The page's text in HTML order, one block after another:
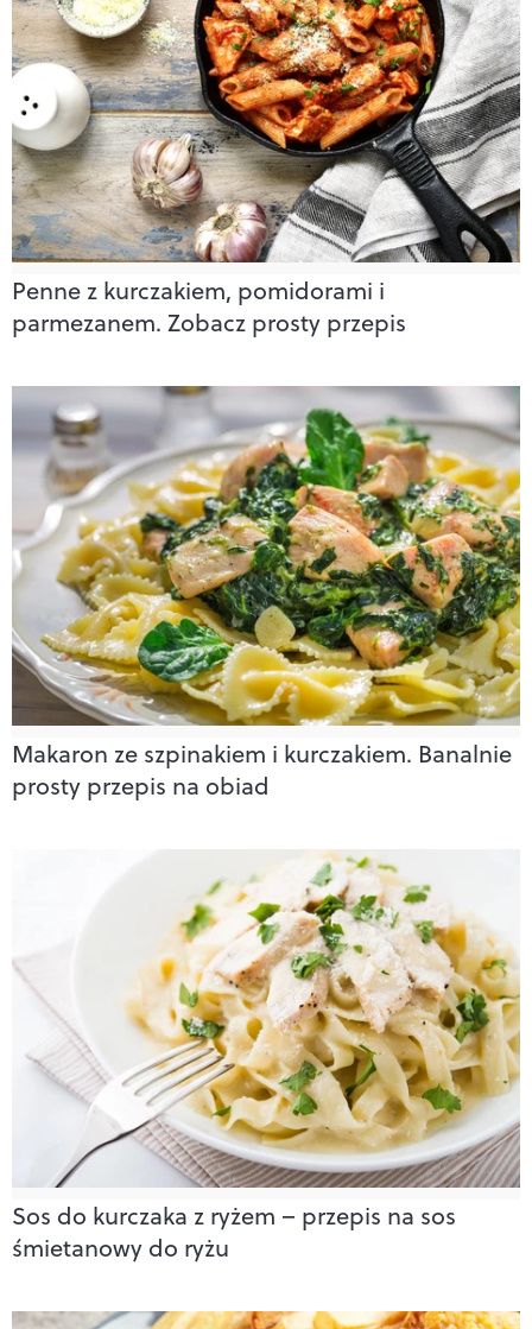
Penne z kurczakiem, pomidorami i
parmezanem. Zobacz prosty przepis
Makaron ze szpinakiem i kurczakiem. Banalnie
prosty przepis na obiad
Sos do kurczaka z ryżem – przepis na sos
śmietanowy do ryżu